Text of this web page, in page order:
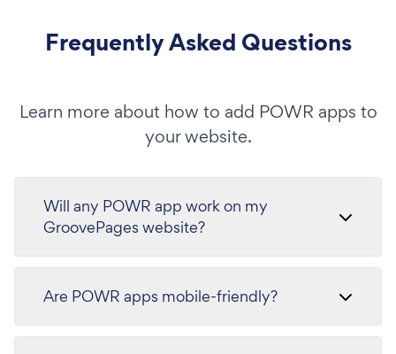
Frequently Asked Questions
Learn more about how to add POWR apps to
your website.
Will any POWR app work on my
GroovePages website?
Are POWR apps mobile-friendly?